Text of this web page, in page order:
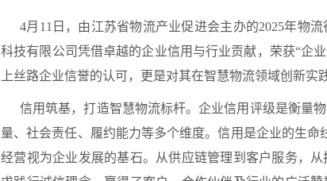
4月11日，由江苏省物流产业促进会主办的2025年物
科技有限公司凭借卓越的企业信用与行业贡献，荣获“企
上丝路企业信誉的认可，更是对其在智慧物流领域创新实
信用筑基，打造智慧物流标杆。企业信用评级是衡量
量、社会责任、履约能力等多个维度。信用是企业的生
经营视为企业发展的基石。从供应链管理到客户服务，